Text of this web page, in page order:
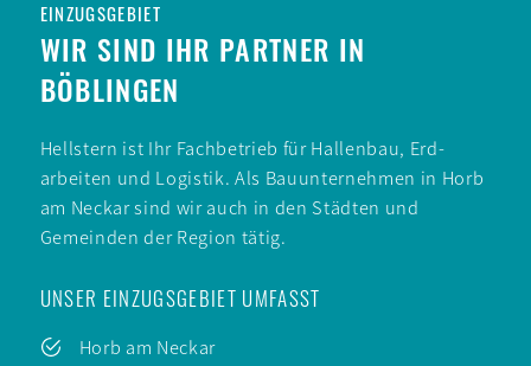
EINZUGSGEBIET
WIR SIND IHR PARTNER IN
BÖBLINGEN
Hell­stern ist Ihr Fach­betrieb für Hallen­bau, Erd­
arbeiten und Logistik. Als Bau­unternehmen in Horb
am Neckar sind wir auch in den Städten und
Gemeinden der Region tätig.
UNSER EINZUGSGEBIET UMFASST
Horb am Neckar